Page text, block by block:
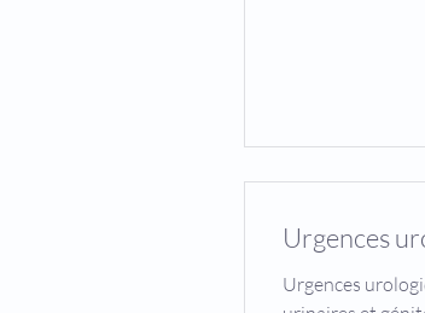
Urgences
Urgences